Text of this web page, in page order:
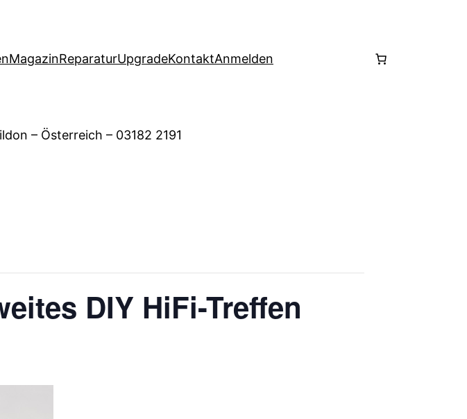
MagazinReparaturUpgradeKontaktAnmelden
– Österreich – 03182 2191
DIY HiFi-Treffen